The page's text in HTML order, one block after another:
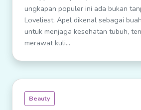
ungkapan populer ini ada bukan
Loveliest. Apel dikenal sebagai
untuk menjaga kesehatan tubuh,
merawat kuli...
Beauty